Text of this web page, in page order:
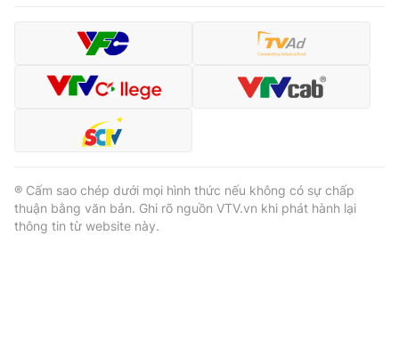
® Cấm sao chép dưới mọi hình thức nếu không có sự chấp
thuận bằng văn bản. Ghi rõ nguồn VTV.vn khi phát hành lại
thông tin từ website này.